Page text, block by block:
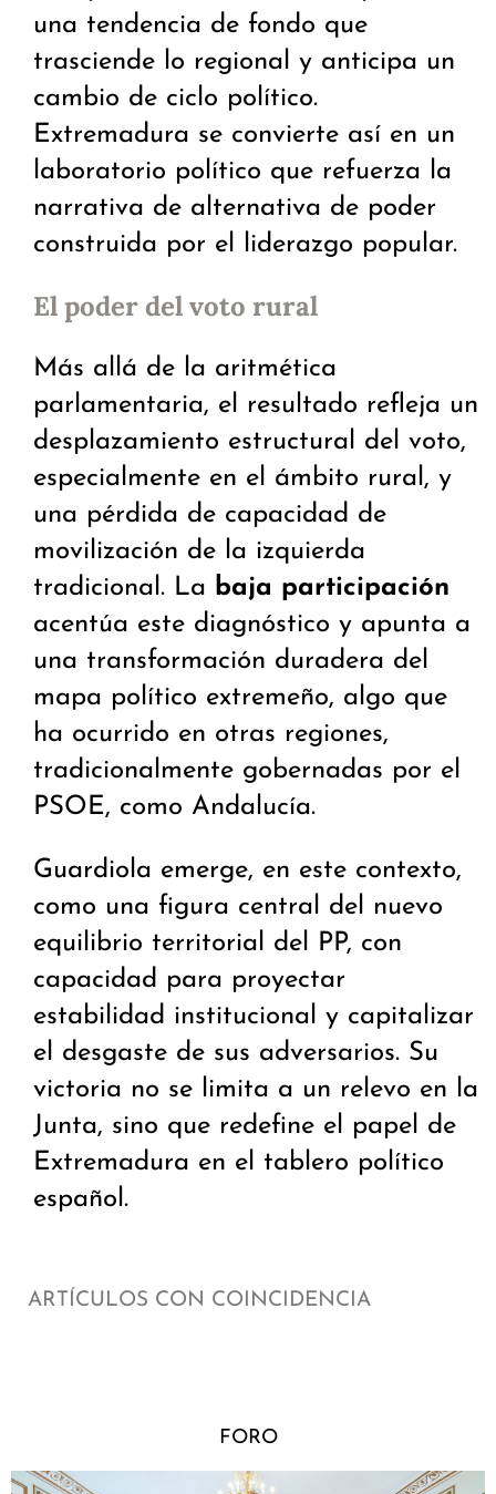
una tendencia de fondo que
trasciende lo regional y anticipa un
cambio de ciclo político.
Extremadura se convierte así en un
laboratorio político que refuerza la
narrativa de alternativa de poder
construida por el liderazgo popular.
El poder del voto rural
Más allá de la aritmética
parlamentaria, el resultado refleja un
desplazamiento estructural del voto,
especialmente en el ámbito rural, y
una pérdida de capacidad de
movilización de la izquierda
tradicional. La baja participación
acentúa este diagnóstico y apunta a
una transformación duradera del
mapa político extremeño, algo que
ha ocurrido en otras regiones,
tradicionalmente gobernadas por el
PSOE, como Andalucía.
Guardiola emerge, en este contexto,
como una figura central del nuevo
equilibrio territorial del PP, con
capacidad para proyectar
estabilidad institucional y capitalizar
el desgaste de sus adversarios. Su
victoria no se limita a un relevo en la
Junta, sino que redefine el papel de
Extremadura en el tablero político
español.
ARTÍCULOS CON COINCIDENCIA
FORO